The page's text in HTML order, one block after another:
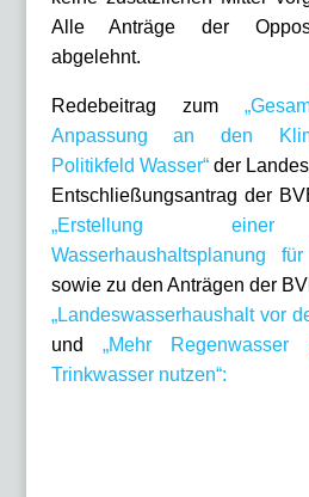
Alle Anträge der
abgelehnt.
Redebeitrag zum
Anpassung an den
Politikfeld Wasser“der
Entschließungsantrag der
„Erstellung einer
Wasserhaushaltsplanung
sowie zu den Anträgen der
„Landeswasserhaushalt vor
und„Mehr Regenwasser
Trinkwasser nutzen“: